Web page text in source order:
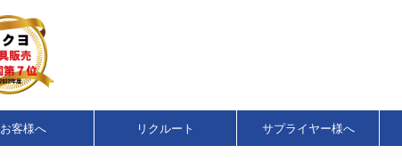
お客様へ リクルート サプライヤー様へ